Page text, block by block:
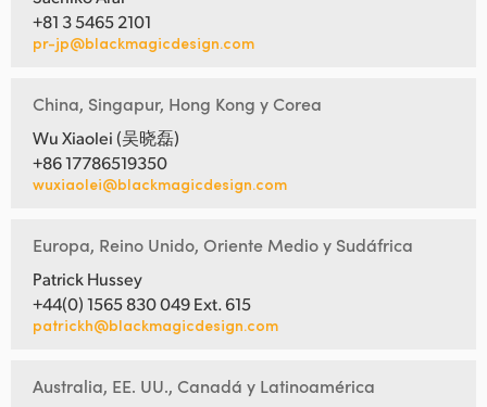
+81 3 5465 2101
pr-jp@blackmagicdesign.com
China, Singapur, Hong Kong y Corea
Wu Xiaolei (吴晓磊)
+86 17786519350
wuxiaolei@blackmagicdesign.com
Europa, Reino Unido, Oriente Medio y Sudáfrica
Patrick Hussey
+44(0) 1565 830 049 Ext. 615
patrickh@blackmagicdesign.com
Australia, EE. UU., Canadá y Latinoamérica